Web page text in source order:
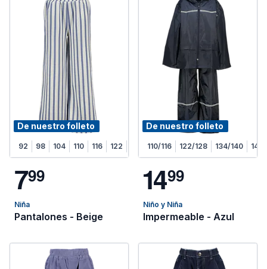
De nuestro folleto
92 98 104 110 116 122
799
Niña
Pantalones - Beige
De nuestro folleto
110/116 122/128 134/140
1499
Niño y Niña
Impermeable - Azul